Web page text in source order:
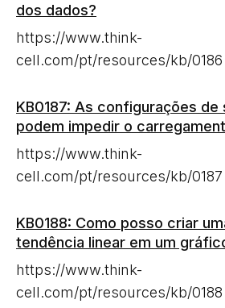
dos dados?
https://www.think-
cell.com/pt/resources/kb/0186
KB0187: As configurações de
podem impedir o
https://www.think-
cell.com/pt/resources/kb/0187
KB0188: Como posso criar
tendência linear em um
https://www.think-
cell.com/pt/resources/kb/0188